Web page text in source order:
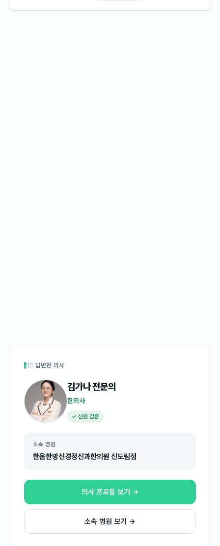
👩‍⚕️ 답변한 의사
김가나전문의
한의사
✓ 신원 검증
소속 병원
한음한방신경정신과한의원 신도림점
의사 프로필 보기 →
소속 병원 보기 →